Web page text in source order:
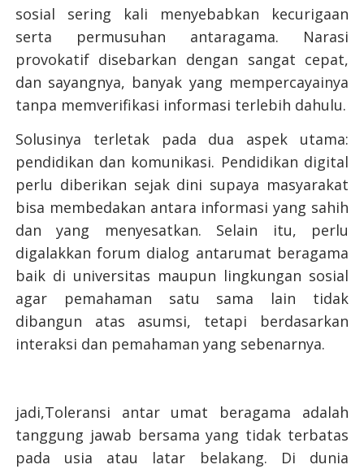
sosial sering kali menyebabkan kecurigaan
serta permusuhan antaragama. Narasi
provokatif disebarkan dengan sangat cepat,
dan sayangnya, banyak yang mempercayainya
tanpa memverifikasi informasi terlebih dahulu.
Solusinya terletak pada dua aspek utama:
pendidikan dan komunikasi. Pendidikan digital
perlu diberikan sejak dini supaya masyarakat
bisa membedakan antara informasi yang sahih
dan yang menyesatkan. Selain itu, perlu
digalakkan forum dialog antarumat beragama
baik di universitas maupun lingkungan sosial
agar pemahaman satu sama lain tidak
dibangun atas asumsi, tetapi berdasarkan
interaksi dan pemahaman yang sebenarnya.
jadi,Toleransi antar umat beragama adalah
tanggung jawab bersama yang tidak terbatas
pada usia atau latar belakang. Di dunia